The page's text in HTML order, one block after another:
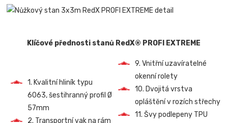
Klíčové přednosti stanů RedX® PROFI EXTREME
1. Kvalitní hliník typu
6063, šestihranný profil Ø
57mm
2. Transportní vak na rám
9. Vnitřní uzavíratelné
okenní rolety
10. Dvojitá vrstva
opláštění v rozích střechy
11. Švy podlepeny TPU